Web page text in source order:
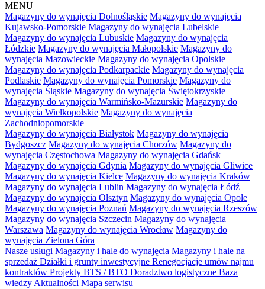
MENU
Magazyny do wynajęcia Dolnośląskie Magazyny do wynajęcia
Kujawsko-Pomorskie Magazyny do wynajęcia Lubelskie
Magazyny do wynajęcia Lubuskie Magazyny do wynajęcia
Łódzkie Magazyny do wynajęcia Małopolskie Magazyny do
wynajęcia Mazowieckie Magazyny do wynajęcia Opolskie
Magazyny do wynajęcia Podkarpackie Magazyny do wynajęcia
Podlaskie Magazyny do wynajęcia Pomorskie Magazyny do
wynajęcia Śląskie Magazyny do wynajęcia Świętokrzyskie
Magazyny do wynajęcia Warmińsko-Mazurskie Magazyny do
wynajęcia Wielkopolskie Magazyny do wynajęcia
Zachodniopomorskie
Magazyny do wynajęcia Białystok Magazyny do wynajęcia
Bydgoszcz Magazyny do wynajęcia Chorzów Magazyny do
wynajęcia Częstochowa Magazyny do wynajęcia Gdańsk
Magazyny do wynajęcia Gdynia Magazyny do wynajęcia Gliwice
Magazyny do wynajęcia Kielce Magazyny do wynajęcia Kraków
Magazyny do wynajęcia Lublin Magazyny do wynajęcia Łódź
Magazyny do wynajęcia Olsztyn Magazyny do wynajęcia Opole
Magazyny do wynajęcia Poznań Magazyny do wynajęcia Rzeszów
Magazyny do wynajęcia Szczecin Magazyny do wynajęcia
Warszawa Magazyny do wynajęcia Wrocław Magazyny do
wynajęcia Zielona Góra
Nasze usługi Magazyny i hale do wynajęcia Magazyny i hale na
sprzedaż Działki i grunty inwestycyjne Renegocjacje umów najmu
kontraktów Projekty BTS / BTO Doradztwo logistyczne Baza
wiedzy Aktualności Mapa serwisu